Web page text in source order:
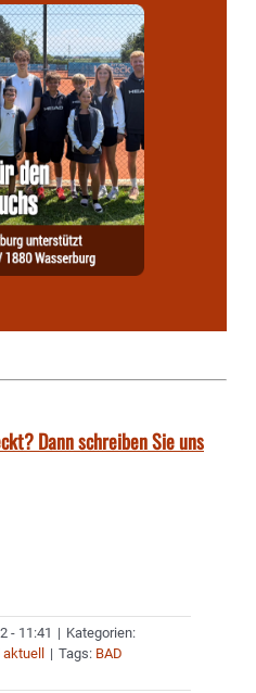
Dann schreiben Sie uns
- 11:41 | Kategorien:
| Tags: BAD